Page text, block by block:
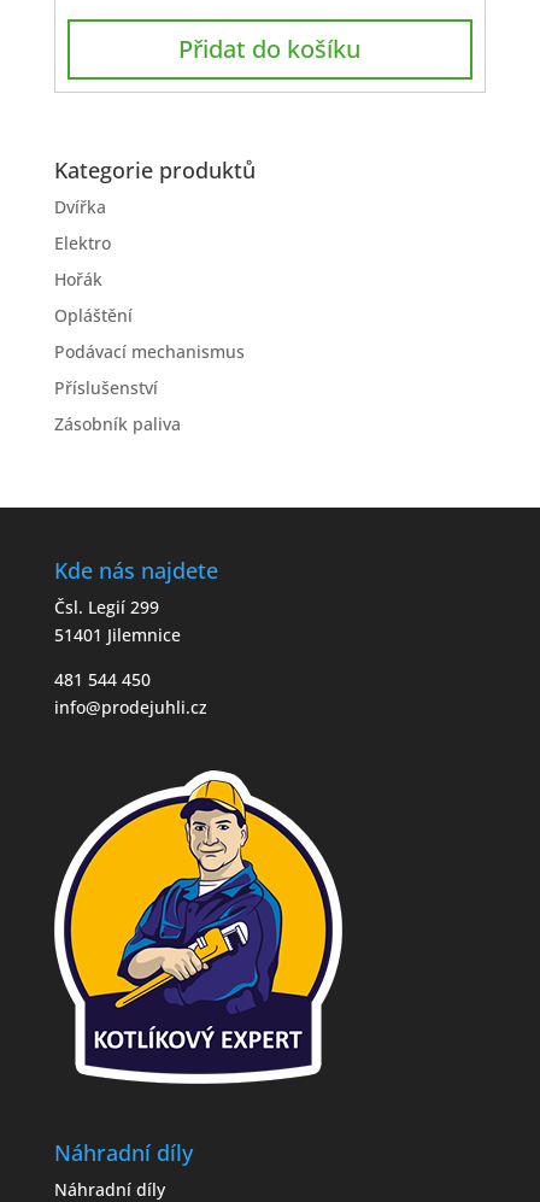
Přidat do košíku
Kategorie produktů
Dvířka
Elektro
Hořák
Opláštění
Podávací mechanismus
Příslušenství
Zásobník paliva
Kde nás najdete
Čsl. Legií 299
51401 Jilemnice
481 544 450
info@prodejuhli.cz
Náhradní díly
Náhradní díly